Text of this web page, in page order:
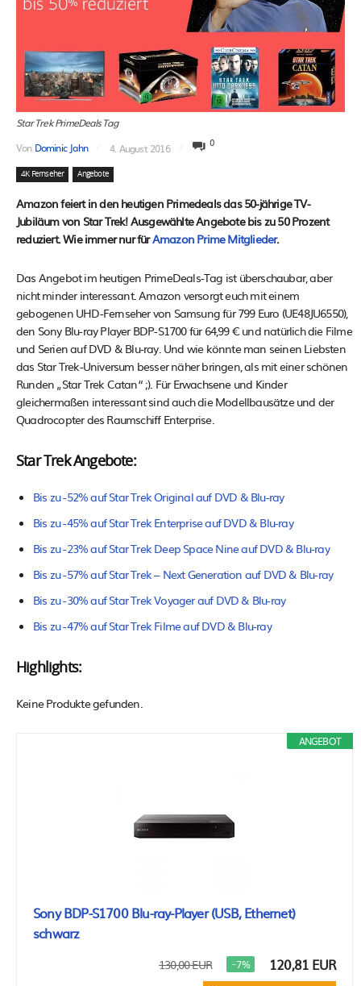
Star Trek PrimeDeals Tag
Von Dominic Jahn 4. August 2016 0
4K Fernseher Angebote
Amazon feiert in den heutigen Primedeals das 50-jährige TV-
Jubiläum von Star Trek! Ausgewählte Angebote bis zu 50 Prozent
reduziert. Wie immer nur fürAmazon Prime Mitglieder.
Das Angebot im heutigen PrimeDeals-Tag ist überschaubar, aber
nicht minder interessant. Amazon versorgt euch mit einem
gebogenen UHD-Fernseher von Samsung für 799 Euro (UE48JU6550),
den Sony Blu-ray Player BDP-S1700 für 64,99 € und natürlich die Filme
und Serien auf DVD & Blu-ray. Und wie könnte man seinen Liebsten
das Star Trek-Universum besser näher bringen, als mit einer schönen
Runden „Star Trek Catan“ ;). Für Erwachsene und Kinder
gleichermaßen interessant sind auch die Modellbausätze und der
Quadrocopter des Raumschiff Enterprise.
Star Trek Angebote:
Bis zu -52% auf Star Trek Original auf DVD & Blu-ray
Bis zu -45% auf Star Trek Enterprise auf DVD & Blu-ray
Bis zu -23% auf Star Trek Deep Space Nine auf DVD & Blu-ray
Bis zu -57% auf Star Trek – Next Generation auf DVD & Blu-ray
Bis zu -30% auf Star Trek Voyager auf DVD & Blu-ray
Bis zu -47% auf Star Trek Filme auf DVD & Blu-ray
Highlights:
Keine Produkte gefunden.
ANGEBOT
Sony BDP-S1700 Blu-ray-Player (USB, Ethernet)
schwarz
130,00 EUR −7% 120,81 EUR